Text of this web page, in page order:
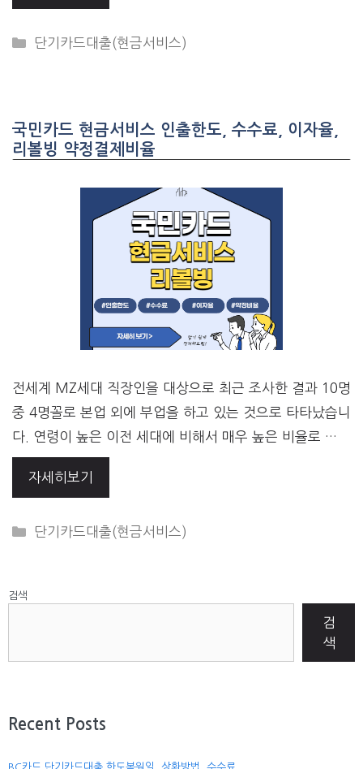
CATEGORIES
단기카드대출(현금서비스)
국민카드 현금서비스 인출한도, 수수료, 이자율,
리볼빙 약정결제비율
전세계 MZ세대 직장인을 대상으로 최근 조사한 결과 10명
중 4명꼴로 본업 외에 부업을 하고 있는 것으로 타타났습니
다. 연령이 높은 이전 세대에 비해서 매우 높은 비율로 …
자세히보기
CATEGORIES
단기카드대출(현금서비스)
검색
검
색
Recent Posts